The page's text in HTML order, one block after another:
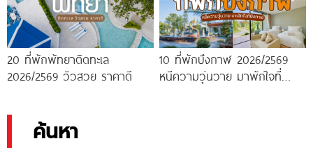
20 ที่พักพัทยาติดทะเล
2026/2569 วิวสวย ราคาดี
10 ที่พักบึงกาฬ 2026/2569
หนีความวุ่นวาย มาพักใจที่
ค้นหา